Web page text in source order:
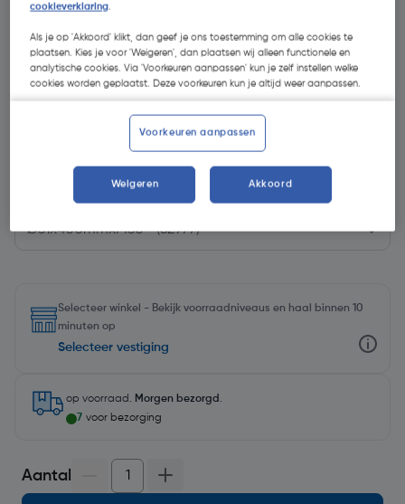
| Excl. btw € 77,50
Kies productvariant
Selecteer winkel - Bekijk voorraadniveaus en haal binnen 10
minuten op
Selecteer vestiging
op voorraad. Morgen bezorgd .
7 voor bezorging
Aantal
cookieverklaring.
Als je op 'Akkoord' klikt, dan geef je ons toestemming om alle cookies te
plaatsen. Kies je voor 'Weigeren', dan plaatsen wij alleen functionele en
analytische cookies. Via 'Voorkeuren aanpassen' kun je zelf instellen welke
cookies worden geplaatst. Deze voorkeuren kun je altijd weer aanpassen.
Voorkeuren aanpassen
Weigeren Akkoord